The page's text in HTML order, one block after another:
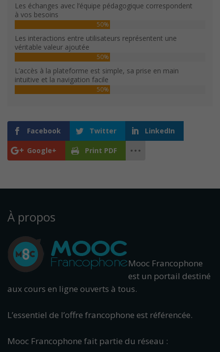
Les échanges avec l’équipe pédagogique correspondent
à vos besoins
50%
Les interactions entre utilisateurs représentent une
véritable valeur ajoutée
50%
L’accès à la plateforme est simple, sa prise en main
intuitive et la navigation facile
50%
Facebook Twitter LinkedIn
Google+ Print PDF
À propos
Mooc Francophone
est un portail destiné
aux cours en ligne ouverts à tous.
L’essentiel de l’offre francophone est référencée.
Mooc Francophone fait partie du réseau :